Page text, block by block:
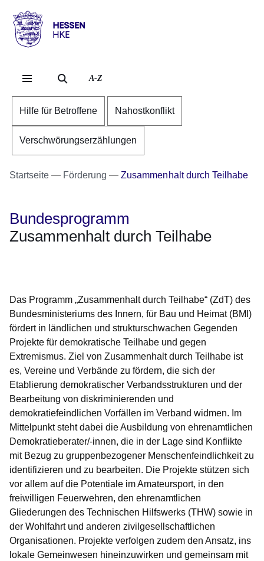
Hessen
HKE
A-Z
Hilfe für Betroffene Nahostkonflikt
Verschwörungserzählungen
Startseite Förderung Zusammenhalt durch Teilhabe
Bundesprogramm
Zusammenhalt durch Teilhabe
Das Programm „Zusammenhalt durch Teilhabe“ (ZdT) des
Bundesministeriums des Innern, für Bau und Heimat (BMI)
fördert in ländlichen und strukturschwachen Gegenden
Projekte für demokratische Teilhabe und gegen
Extremismus. Ziel von Zusammenhalt durch Teilhabe ist
es, Vereine und Verbände zu fördern, die sich der
Etablierung demokratischer Verbandsstrukturen und der
Bearbeitung von diskriminierenden und
demokratiefeindlichen Vorfällen im Verband widmen. Im
Mittelpunkt steht dabei die Ausbildung von ehrenamtlichen
Demokratieberater/-innen, die in der Lage sind Konflikte
mit Bezug zu gruppenbezogener Menschenfeindlichkeit zu
identifizieren und zu bearbeiten. Die Projekte stützen sich
vor allem auf die Potentiale im Amateursport, in den
freiwilligen Feuerwehren, den ehrenamtlichen
Gliederungen des Technischen Hilfswerks (THW) sowie in
der Wohlfahrt und anderen zivilgesellschaftlichen
Organisationen. Projekte verfolgen zudem den Ansatz, ins
lokale Gemeinwesen hineinzuwirken und gemeinsam mit